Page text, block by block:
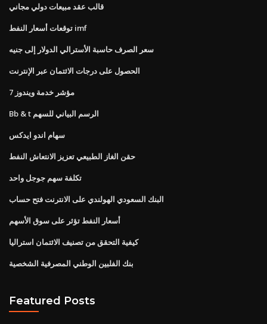
قالب عقد مبيعات دولي مجاني
توقعات أسعار النفط imf
سعر الصرف حاسبة الأسترالي الدولار إلى جنيه
الحصول على درجات الائتمان عبر الإنترنت
مؤشر خدمة ويندوز 7
Bb & t الرسم البياني للسهم
سهام اندو ايدكس
حقن الغاز الطبيعي تعزيز الانتعاش النفط
تكلفة سهم جوجل واحد
البنك السعودي الهولندي على الانترنت فتح حساب
أسعار النفط تؤثر على سوق الأسهم
كيفية التحقق من تصنيف الائتمان استراليا
بنك الفلبين الوطني المصرفية الشخصية
Featured Posts